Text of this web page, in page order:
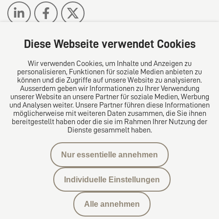
Das europäische Kanzlei-Netzwerk
Datenschutzerklärung
Diese Webseite verwendet Cookies
Wir verwenden Cookies, um Inhalte und Anzeigen zu
personalisieren, Funktionen für soziale Medien anbieten zu
können und die Zugriffe auf unsere Website zu analysieren.
Ausserdem geben wir Informationen zu Ihrer Verwendung
unserer Website an unsere Partner für soziale Medien, Werbung
und Analysen weiter. Unsere Partner führen diese Informationen
möglicherweise mit weiteren Daten zusammen, die Sie ihnen
bereitgestellt haben oder die sie im Rahmen Ihrer Nutzung der
Dienste gesammelt haben.
Nur essentielle annehmen
Individuelle Einstellungen
Alle annehmen